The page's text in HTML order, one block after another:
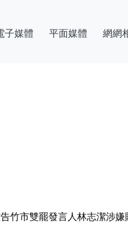
子媒體 平面媒體 網網
竹市雙罷發言人林志潔涉